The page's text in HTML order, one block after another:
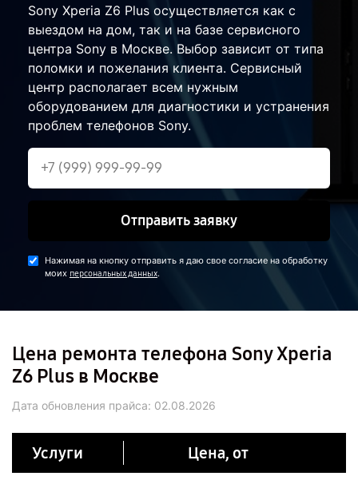
Sony Xperia Z6 Plus осуществляется как с
выездом на дом, так и на базе сервисного
центра Sony в Москве. Выбор зависит от типа
поломки и пожелания клиента. Сервисный
центр располагает всем нужным
оборудованием для диагностики и устранения
проблем телефонов Sony.
Отправить заявку
Нажимая на кнопку отправить я даю свое согласие на обработку
моих персональных данных.
Цена ремонта телефона Sony Xperia
Z6 Plus в Москве
Дата обновления прайса: 02.08.2026
Услуги Цена, от